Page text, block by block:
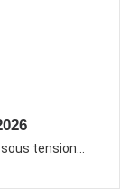
tension...